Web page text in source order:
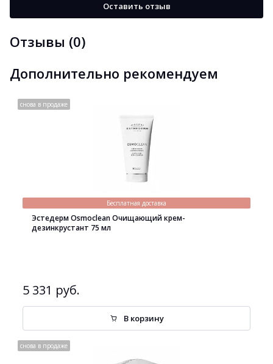
Отзывы (0)
Оставить отзыв
Дополнительно рекомендуем
снова в продаже
Бесплатная доставка
Эстедерм Osmoclean Очищающий крем-
дезинкрустант 75 мл
5 331 руб.
В корзину
снова в продаже